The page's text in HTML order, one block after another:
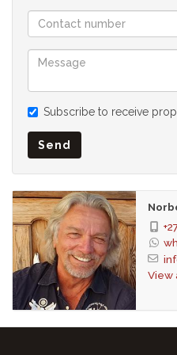
Schlafzimmer: 4
Badezimmer: 3.5
Küchen: 2
Fliesenböden, offener Schnitt,
Küche 2, Spülküche mit Geräten
Wohnzimmer: 2
Essbereich im Freien neben
2. Küchenzeile mit Gaggenau-
Garagen: 2
Grundstück:350 m²
Steuern: R 6 732
Am 25.04.2022 reduziert
Subscribe to receive
Send
View